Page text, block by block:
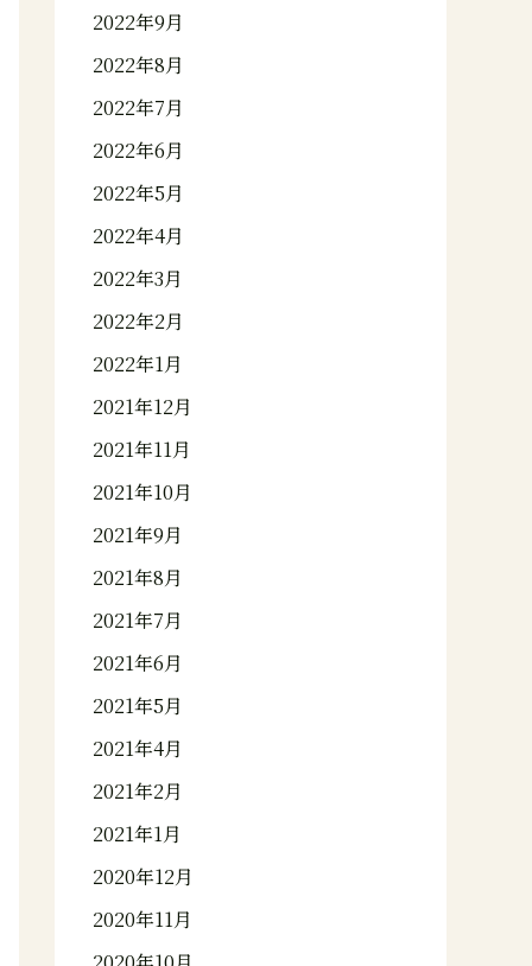
2022年9月
2022年8月
2022年7月
2022年6月
2022年5月
2022年4月
2022年3月
2022年2月
2022年1月
2021年12月
2021年11月
2021年10月
2021年9月
2021年8月
2021年7月
2021年6月
2021年5月
2021年4月
2021年2月
2021年1月
2020年12月
2020年11月